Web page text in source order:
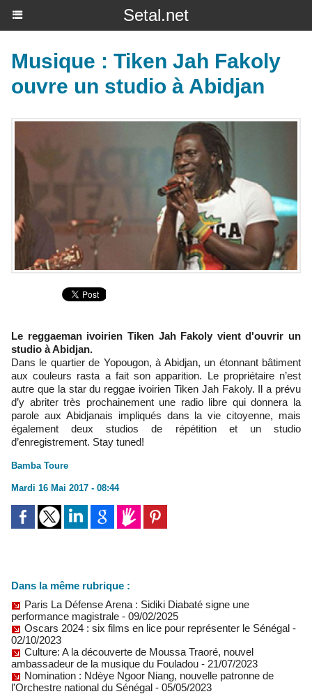
Setal.net
Musique : Tiken Jah Fakoly
ouvre un studio à Abidjan
Le reggaeman ivoirien Tiken Jah Fakoly vient d'ouvrir un
studio à Abidjan.
Dans le quartier de Yopougon, à Abidjan, un étonnant bâtiment
aux couleurs rasta a fait son apparition. Le propriétaire n’est
autre que la star du reggae ivoirien Tiken Jah Fakoly. Il a prévu
d’y abriter très prochainement une radio libre qui donnera la
parole aux Abidjanais impliqués dans la vie citoyenne, mais
également deux studios de répétition et un studio
d’enregistrement. Stay tuned!
Bamba Toure
Mardi 16 Mai 2017 - 08:44
Dans la même rubrique :
Paris La Défense Arena : Sidiki Diabaté signe une
performance magistrale - 09/02/2025
Oscars 2024 : six films en lice pour représenter le Sénégal -
02/10/2023
Culture: A la découverte de Moussa Traoré, nouvel
ambassadeur de la musique du Fouladou - 21/07/2023
Nomination : Ndèye Ngoor Niang, nouvelle patronne de
l'Orchestre national du Sénégal - 05/05/2023